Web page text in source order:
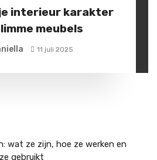
interieur karakter
meubels
11 juli 2025
wat ze zijn, hoe ze werken en
gebruikt